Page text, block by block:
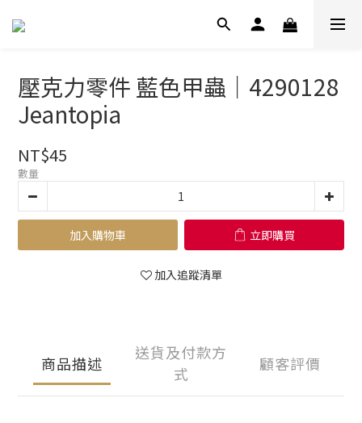
壓克力零件 藍色甲蟲｜4290128
Jeantopia
NT$45
數量
加入購物車 立即購買
加入追蹤清單
商品描述
送貨及付款方
式
顧客評價